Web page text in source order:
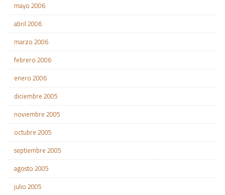
mayo 2006
abril 2006
marzo 2006
febrero 2006
enero 2006
diciembre 2005
noviembre 2005
octubre 2005
septiembre 2005
agosto 2005
julio 2005